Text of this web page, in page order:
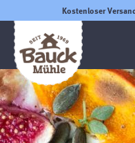
Kostenloser